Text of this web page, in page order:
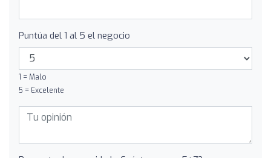
Puntúa del 1 al 5 el negocio
1 = Malo
5 = Excelente